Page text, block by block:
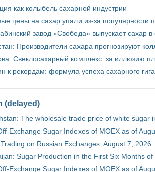
как колыбель сахарной индустрии
цены на сахар упали из-за популярности
завод «Свобода» выпускает сахар в
Производители сахара прогнозируют
Свеклосахарный комплекс: за иллюзию
к рекордам: формула успеха сахарного
(delayed)
The wholesale trade price of white sugar
Exchange Sugar Indexes of MOEX as of
on Russian Exchanges: August 7, 2026
Sugar Production in the First Six Months of
Exchange Sugar Indexes of MOEX as of